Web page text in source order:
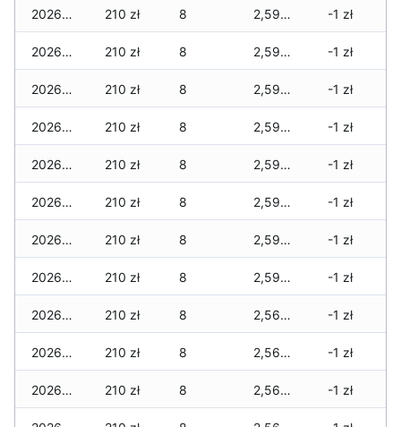
2026-04-27 210 zł 8 2,590 zł -1 zł
2026-04-26 210 zł 8 2,590 zł -1 zł
2026-04-25 210 zł 8 2,590 zł -1 zł
2026-04-24 210 zł 8 2,590 zł -1 zł
2026-04-23 210 zł 8 2,590 zł -1 zł
2026-04-22 210 zł 8 2,590 zł -1 zł
2026-04-21 210 zł 8 2,590 zł -1 zł
2026-04-20 210 zł 8 2,590 zł -1 zł
2026-04-19 210 zł 8 2,565 zł -1 zł
2026-04-18 210 zł 8 2,565 zł -1 zł
2026-04-17 210 zł 8 2,565 zł -1 zł